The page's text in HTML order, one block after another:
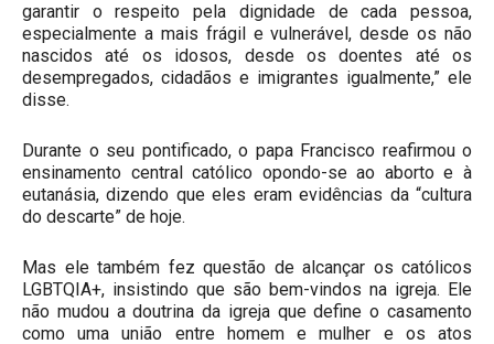
garantir o respeito pela dignidade de cada pessoa,
especialmente a mais frágil e vulnerável, desde os não
nascidos até os idosos, desde os doentes até os
desempregados, cidadãos e imigrantes igualmente,” ele
disse.
Durante o seu pontificado, o papa Francisco reafirmou o
ensinamento central católico opondo-se ao aborto e à
eutanásia, dizendo que eles eram evidências da “cultura
do descarte” de hoje.
Mas ele também fez questão de alcançar os católicos
LGBTQIA+, insistindo que são bem-vindos na igreja. Ele
não mudou a doutrina da igreja que define o casamento
como uma união entre homem e mulher e os atos